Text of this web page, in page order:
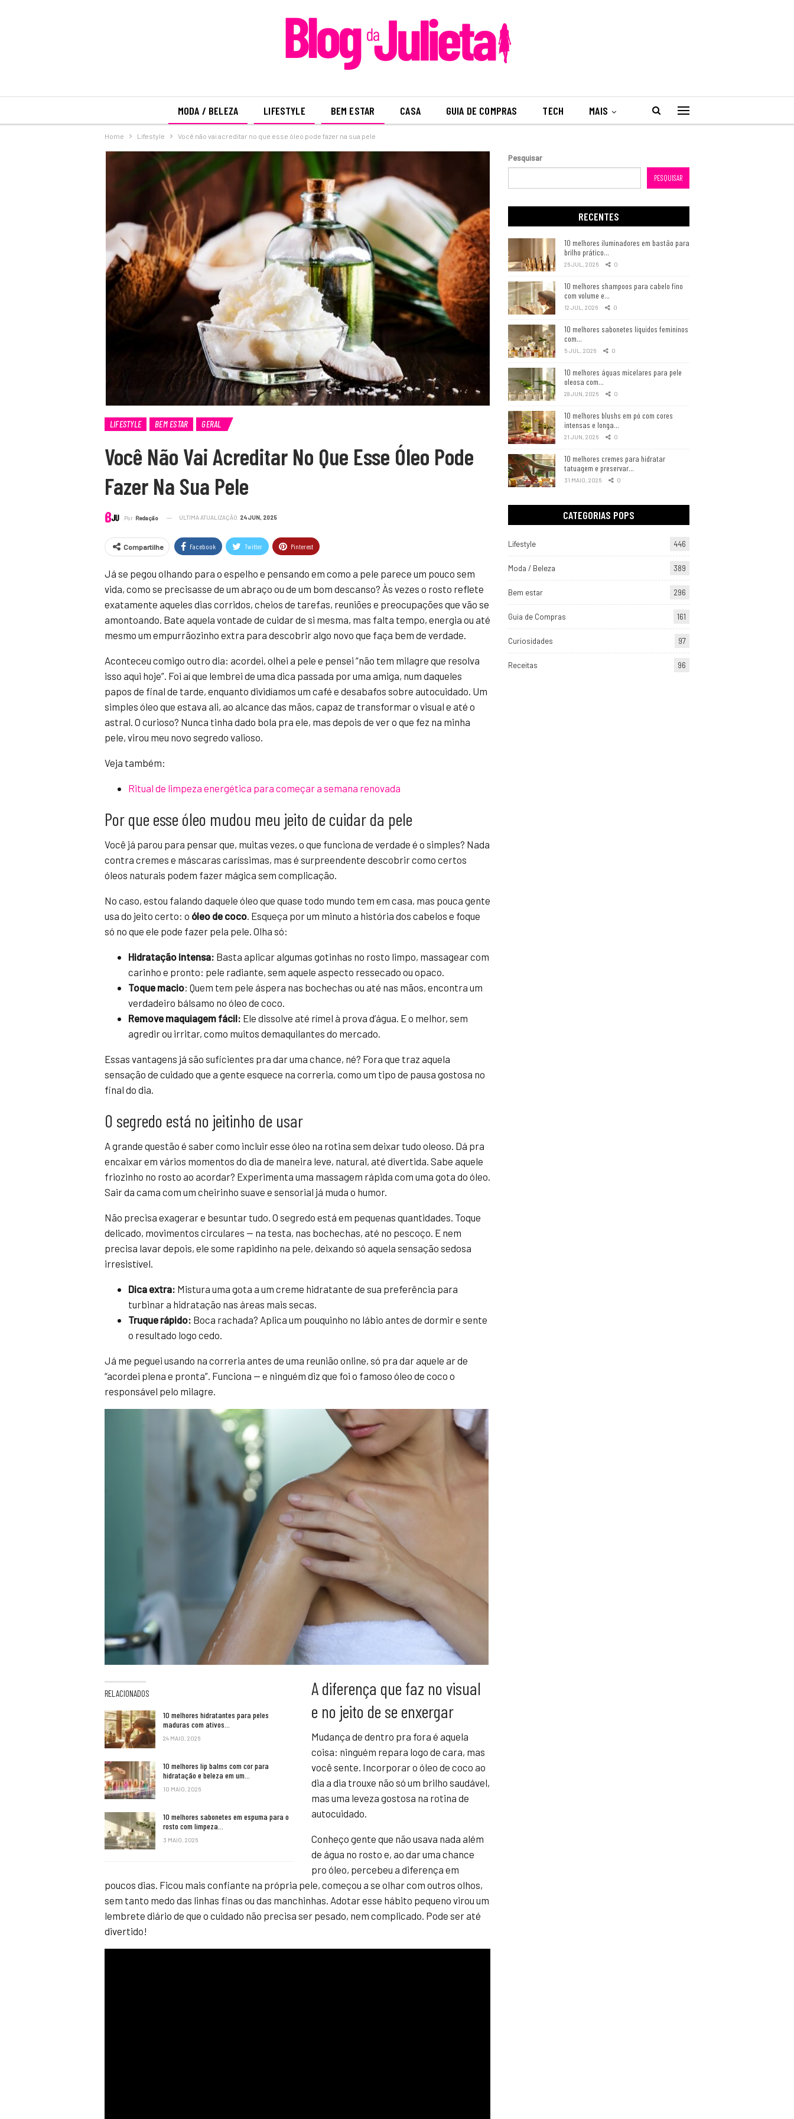
MODA / BELEZA LIFESTYLE BEM ESTAR CASA GUIA DE COMPRAS TECH MAIS
Home Lifestyle Você não vai acreditar no que esse óleo pode fazer na sua pele
LIFESTYLE BEM ESTAR GERAL
Você Não Vai Acreditar No Que Esse Óleo Pode
Fazer Na Sua Pele
Por Redação ULTIMA ATUALIZAÇÃO 24 JUN, 2025
Compartilhe Facebook Twitter Pinterest
Já se pegou olhando para o espelho e pensando em como a pele parece um pouco sem
vida, como se precisasse de um abraço ou de um bom descanso? Às vezes o rosto reflete
exatamente aqueles dias corridos, cheios de tarefas, reuniões e preocupações que vão se
amontoando. Bate aquela vontade de cuidar de si mesma, mas falta tempo, energia ou até
mesmo um empurrãozinho extra para descobrir algo novo que faça bem de verdade.
Aconteceu comigo outro dia: acordei, olhei a pele e pensei “não tem milagre que resolva
isso aqui hoje”. Foi aí que lembrei de uma dica passada por uma amiga, num daqueles
papos de final de tarde, enquanto dividíamos um café e desabafos sobre autocuidado. Um
simples óleo que estava ali, ao alcance das mãos, capaz de transformar o visual e até o
astral. O curioso? Nunca tinha dado bola pra ele, mas depois de ver o que fez na minha
pele, virou meu novo segredo valioso.
Veja também:
Ritual de limpeza energética para começar a semana renovada
Por que esse óleo mudou meu jeito de cuidar da pele
Você já parou para pensar que, muitas vezes, o que funciona de verdade é o simples? Nada
contra cremes e máscaras caríssimas, mas é surpreendente descobrir como certos
óleos naturais podem fazer mágica sem complicação.
No caso, estou falando daquele óleo que quase todo mundo tem em casa, mas pouca gente
usa do jeito certo: o óleo de coco. Esqueça por um minuto a história dos cabelos e foque
só no que ele pode fazer pela pele. Olha só:
Hidratação intensa: Basta aplicar algumas gotinhas no rosto limpo, massagear com
carinho e pronto: pele radiante, sem aquele aspecto ressecado ou opaco.
Toque macio: Quem tem pele áspera nas bochechas ou até nas mãos, encontra um
verdadeiro bálsamo no óleo de coco.
Remove maquiagem fácil: Ele dissolve até rímel à prova d’água. E o melhor, sem
agredir ou irritar, como muitos demaquilantes do mercado.
Essas vantagens já são suficientes pra dar uma chance, né? Fora que traz aquela
sensação de cuidado que a gente esquece na correria, como um tipo de pausa gostosa no
final do dia.
O segredo está no jeitinho de usar
A grande questão é saber como incluir esse óleo na rotina sem deixar tudo oleoso. Dá pra
encaixar em vários momentos do dia de maneira leve, natural, até divertida. Sabe aquele
friozinho no rosto ao acordar? Experimenta uma massagem rápida com uma gota do óleo.
Sair da cama com um cheirinho suave e sensorial já muda o humor.
Não precisa exagerar e besuntar tudo. O segredo está em pequenas quantidades. Toque
delicado, movimentos circulares — na testa, nas bochechas, até no pescoço. E nem
precisa lavar depois, ele some rapidinho na pele, deixando só aquela sensação sedosa
irresistível.
Dica extra: Mistura uma gota a um creme hidratante de sua preferência para
turbinar a hidratação nas áreas mais secas.
Truque rápido: Boca rachada? Aplica um pouquinho no lábio antes de dormir e sente
o resultado logo cedo.
Já me peguei usando na correria antes de uma reunião online, só pra dar aquele ar de
“acordei plena e pronta”. Funciona — e ninguém diz que foi o famoso óleo de coco o
responsável pelo milagre.
RELACIONADOS
10 melhores hidratantes para peles
maduras com ativos…
24 MAIO, 2026
10 melhores lip balms com cor para
hidratação e beleza em um…
10 MAIO, 2026
10 melhores sabonetes em espuma para o
rosto com limpeza…
3 MAIO, 2026
A diferença que faz no visual
e no jeito de se enxergar
Mudança de dentro pra fora é aquela
coisa: ninguém repara logo de cara, mas
você sente. Incorporar o óleo de coco ao
dia a dia trouxe não só um brilho saudável,
mas uma leveza gostosa na rotina de
autocuidado.
Conheço gente que não usava nada além
de água no rosto e, ao dar uma chance
pro óleo, percebeu a diferença em
poucos dias. Ficou mais confiante na própria pele, começou a se olhar com outros olhos,
sem tanto medo das linhas finas ou das manchinhas. Adotar esse hábito pequeno virou um
lembrete diário de que o cuidado não precisa ser pesado, nem complicado. Pode ser até
divertido!
Pesquisar
PESQUISAR
RECENTES
10 melhores iluminadores em bastão para
brilho prático…
26 JUL, 2026 0
10 melhores shampoos para cabelo fino
com volume e…
12 JUL, 2026 0
10 melhores sabonetes líquidos femininos
com…
5 JUL, 2026 0
10 melhores águas micelares para pele
oleosa com…
28 JUN, 2026 0
10 melhores blushs em pó com cores
intensas e longa…
21 JUN, 2026 0
10 melhores cremes para hidratar
tatuagem e preservar…
31 MAIO, 2026 0
CATEGORIAS POPS
Lifestyle 446
Moda / Beleza 389
Bem estar 296
Guia de Compras 161
Curiosidades 97
Receitas 96